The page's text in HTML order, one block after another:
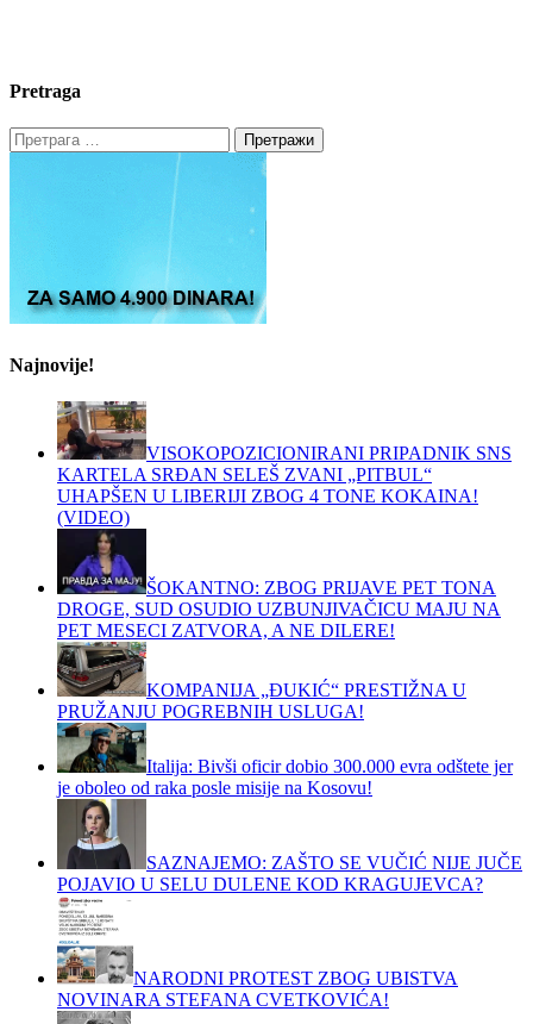
Pretraga
Претрага
за:
Najnovije!
VISOKOPOZICIONIRANI PRIPADNIK SNS
KARTELA SRĐAN SELEŠ ZVANI „PITBUL“
UHAPŠEN U LIBERIJI ZBOG 4 TONE KOKAINA!
(VIDEO)
ŠOKANTNO: ZBOG PRIJAVE PET TONA
DROGE, SUD OSUDIO UZBUNJIVAČICU MAJU NA
PET MESECI ZATVORA, A NE DILERE!
KOMPANIJA „ĐUKIĆ“ PRESTIŽNA U
PRUŽANJU POGREBNIH USLUGA!
Italija: Bivši oficir dobio 300.000 evra odštete jer
je oboleo od raka posle misije na Kosovu!
SAZNAJEMO: ZAŠTO SE VUČIĆ NIJE JUČE
POJAVIO U SELU DULENE KOD KRAGUJEVCA?
NARODNI PROTEST ZBOG UBISTVA
NOVINARA STEFANA CVETKOVIĆA!